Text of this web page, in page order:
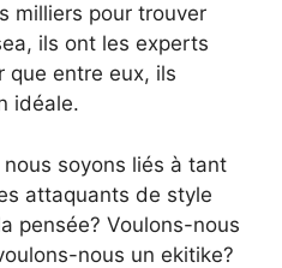
milliers pour trouver
ils ont les experts
que entre eux, ils
idéale.
soyons liés à tant
attaquants de style
pensée? Voulons-nous
nous un ekitike?